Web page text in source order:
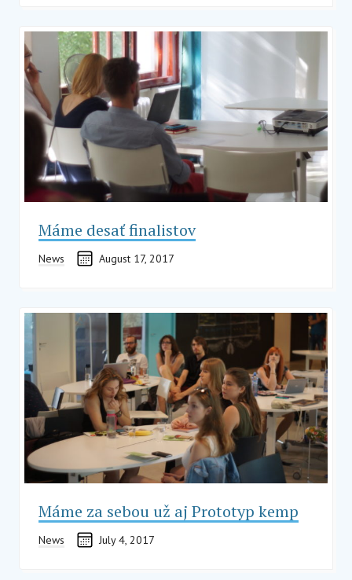
Máme desať finalistov
News August 17, 2017
Máme za sebou už aj Prototyp kemp
News July 4, 2017